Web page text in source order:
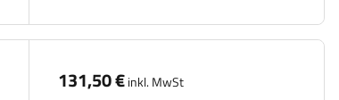
131,50 €inkl. MwSt